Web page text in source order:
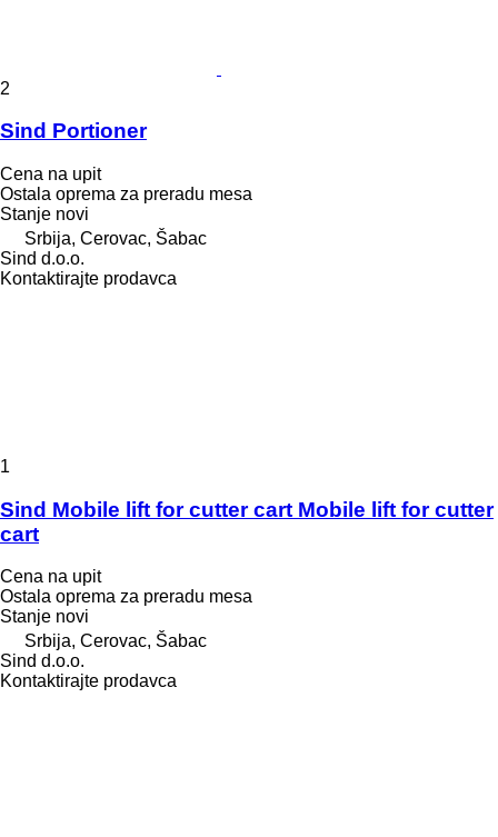
2
Sind Portioner
Cena na upit
Ostala oprema za preradu mesa
Stanje novi
Srbija, Cerovac, Šabac
Sind d.o.o.
Kontaktirajte prodavca
1
Sind Mobile lift for cutter cart Mobile lift for cutter
cart
Cena na upit
Ostala oprema za preradu mesa
Stanje novi
Srbija, Cerovac, Šabac
Sind d.o.o.
Kontaktirajte prodavca